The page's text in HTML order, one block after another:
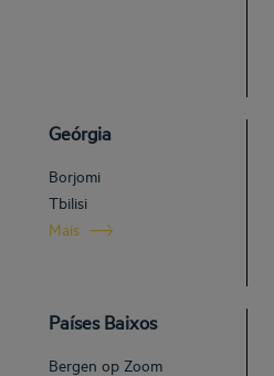
Geórgia
Borjomi
Tbilisi
Mais
Países Baixos
Bergen op Zoom